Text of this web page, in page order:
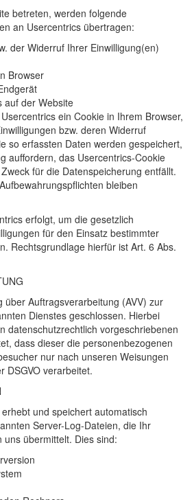
betreten, werden folgende
an Usercentrics übertragen:
der Widerruf Ihrer Einwilligung(en)
Browser
auf der Website
ein Cookie in Ihrem Browser,
bzw. deren Widerruf
so erfassten Daten werden gespeichert,
auffordern, das Usercentrics-Cookie
für die Datenspeicherung entfällt.
bleiben
erfolgt, um die gesetzlich
für den Einsatz bestimmter
Rechtsgrundlage hierfür ist Art. 6 Abs.
über Auftragsverarbeitung (AVV) zur
Dienstes geschlossen. Hierbei
datenschutzrechtlich vorgeschriebenen
dass dieser die personenbezogenen
nur nach unseren Weisungen
DSGVO verarbeitet.
und speichert automatisch
Server-Log-Dateien, die Ihr
uns übermittelt. Dies sind: